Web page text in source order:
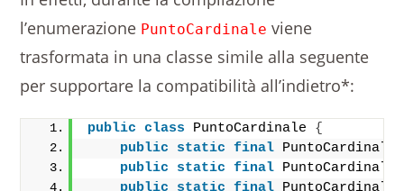
l’enumerazione PuntoCardinale viene
trasformata in una classe simile alla seguente
per supportare la compatibilità all’indietro*:
public class PuntoCardinale {
public
static final PuntoCardinale
public
static final PuntoCardinale